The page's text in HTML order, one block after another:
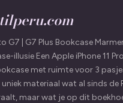
G7 | G7 Plus Bookcase
illusie Een Apple iPhone 11
met ruimte voor 3
uniek materiaal wat al sinds de
maar wat je op dit